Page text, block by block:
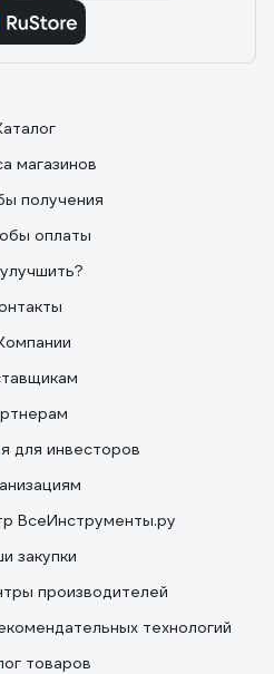
магазинов
получения
оплаты
для инвесторов
ВсеИнструменты.ру
закупки
производителей
технологий
товаров